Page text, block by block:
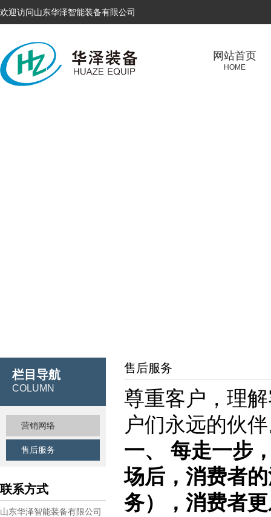
欢迎访问山东华泽智能装备有限公司
网站首页
HOME
栏目导航
COLUMN
营销网络
售后服务
联系方式
山东华泽智能装备有限公司
售后服务
尊重客户，理
户们永远的伙
一、 每走一步
场后，消费者
务），消费者